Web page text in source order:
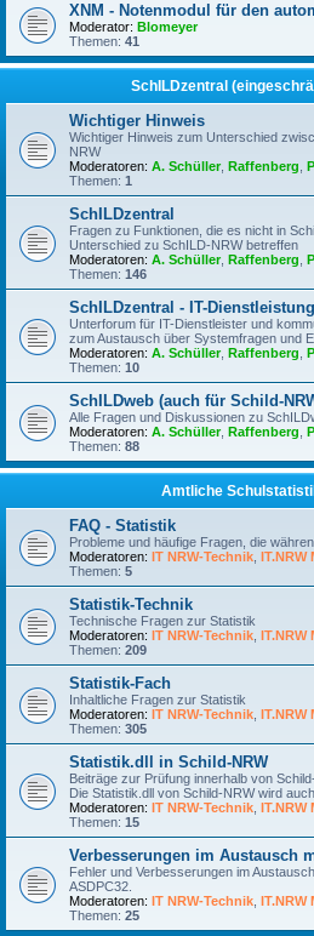
XNM - Notenmodul für den
Moderator: Blomeyer
Themen: 41
SchILDzentral
Wichtiger Hinweis
Wichtiger Hinweis zum Unterschied
NRW
Moderatoren: A. Schüller, Raffenberg
Themen: 1
SchILDzentral
Fragen zu Funktionen, die es nicht in
Unterschied zu SchILD-NRW betreffen
Moderatoren: A. Schüller, Raffenberg
Themen: 146
SchILDzentral - IT-
Unterforum für IT-Dienstleister und
zum Austausch über Systemfragen und
Moderatoren: A. Schüller, Raffenberg
Themen: 10
SchILDweb (auch für Schild-
Alle Fragen und Diskussionen zu
Moderatoren: A. Schüller, Raffenberg
Themen: 88
Amtliche
FAQ - Statistik
Probleme und häufige Fragen, die
Moderatoren: IT NRW-Technik IT.NRW
Themen: 5
Statistik-Technik
Technische Fragen zur Statistik
Moderatoren: IT NRW-Technik IT.NRW
Themen: 209
Statistik-Fach
Inhaltliche Fragen zur Statistik
Moderatoren: IT NRW-Technik IT.NRW
Themen: 305
Statistik.dll in Schild-NRW
Beiträge zur Prüfung innerhalb von
Die Statistik.dll von Schild-NRW wird
Moderatoren: IT NRW-Technik IT.NRW
Themen: 15
Verbesserungen im Austausch
Fehler und Verbesserungen im
ASDPC32.
Moderatoren: IT NRW-Technik IT.NRW
Themen: 25